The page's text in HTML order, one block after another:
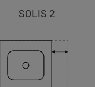
SOLIS 2